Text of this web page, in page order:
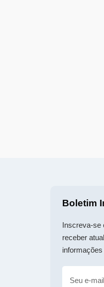
Boletim
Inscreva-se
receber